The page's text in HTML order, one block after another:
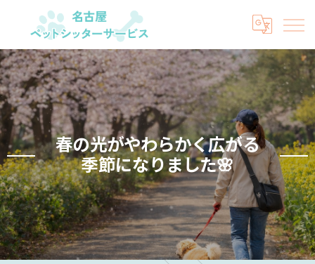
春の光がやわらかく広がる
季節になりました🌸